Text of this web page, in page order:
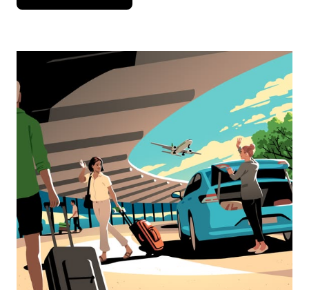
la
interagir
avec
le
calendrier
sélectionner
une
date.
Appuyez
sur
touche
d'échappement
pour
fermer
le
calendrier.